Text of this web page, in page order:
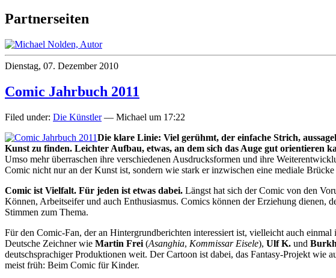
Partnerseiten
Dienstag, 07. Dezember 2010
Comic Jahrbuch 2011
Filed under: Die Künstler— Michael um 17:22
Die klare Linie: Viel gerühmt, der einfache Strich,
Kunst zu finden. Leichter Aufbau, etwas, an dem sich das Auge gut orientieren
Umso mehr überraschen ihre verschiedenen Ausdrucksformen und ihre
Comic nicht nur an der Kunst ist, sondern wie stark er inzwischen eine mediale
Comic ist Vielfalt. Für jeden ist etwas dabei. Längst hat sich der Comic von den
Können, Arbeitseifer und auch Enthusiasmus. Comics können der Erziehung dienen,
Stimmen zum Thema.
Für den Comic-Fan, der an Hintergrundberichten interessiert ist, vielleicht auch
Deutsche Zeichner wie Martin Frei (Asanghia, Kommissar Eisele), Ulf K. und
deutschsprachiger Produktionen weit. Der Cartoon ist dabei, das Fantasy-Projekt wie
meist früh: Beim Comic für Kinder.